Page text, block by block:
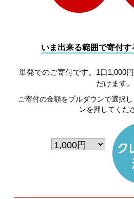
いま出来る範囲で寄付す
単発でのご寄付です。1口1,000
だけます。
ご寄付の金額をプルダウンで選択
ンを押してくだ